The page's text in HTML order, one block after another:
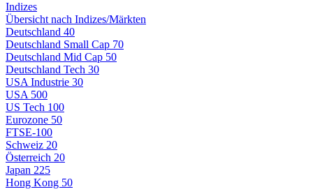
Indizes
Übersicht nach Indizes/Märkten
Deutschland 40
Deutschland Small Cap 70
Deutschland Mid Cap 50
Deutschland Tech 30
USA Industrie 30
USA 500
US Tech 100
Eurozone 50
FTSE-100
Schweiz 20
Österreich 20
Japan 225
Hong Kong 50